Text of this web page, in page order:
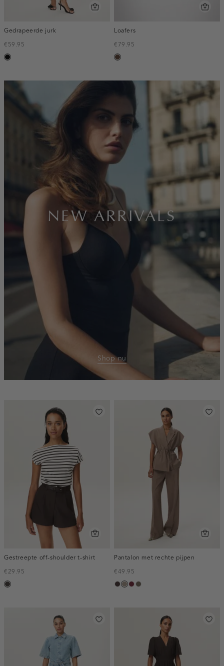
Gedrapeerde jurk
€59.95
zwart
Loafers
€79.95
donkerbruin
banner:new-
arrivals
NEW ARRIVALS
Shop nu
Gestreepte off-shoulder t-shirt
€29.95
choco
Pantalon met rechte pijpen
€49.95
choco,
taupe,
bordeaux,
bruin